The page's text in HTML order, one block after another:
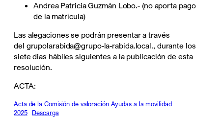
Andrea Patricia Guzmán Lobo.- (no aporta pago
de la matrícula)
Las alegaciones se podrán presentar a través
del grupolarabida@grupo-la-rabida.local., durante los
siete días hábiles siguientes a la publicación de esta
resolución.
ACTA:
Acta de la Comisión de valoración Ayudas a la movilidad
2025
Descarga